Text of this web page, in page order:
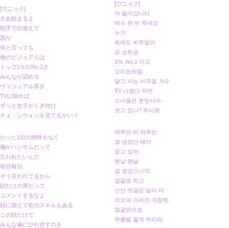
[ウニョク]
さあ始まるよ
拍手で出迎えて
誰が
何と言っても
俺のビジュアルは
トップ1％のNo.1さ
みんなが認める
ヴィジュアル系さ
TVに映れば
ずっと女子がくぎ付け
チェ・シウォンを見てるかい？
たった1日の例外もなく
俺がハンサムだって
言われたいんだ
毎日毎日
そう言われてるから
顔だけの男だって
コメントするなよ
顔に加えて歌のスキルもある
この顔だけで
みんな俺にひれ伏すのさ
[ウニョク]
자 들어갑니다
박수 한 번 주세요
누가
뭐래도 비주얼이
곧 상위권
1%. No.1 이고
꼬리표처럼
달고 사는 비주얼 가수
TV 나왔다 하면
소녀들은 본방사수.
보고 있나? 최시원
하루만 딱 하루만
잘 생겼단 얘기
듣고 싶어.
맨날 맨날
잘 생겼으니까.
얼굴로 먹고
산단 댓글은 달지 마
외모에 가려진 가창력.
얼굴만으로
무릎을 꿇게 하리라